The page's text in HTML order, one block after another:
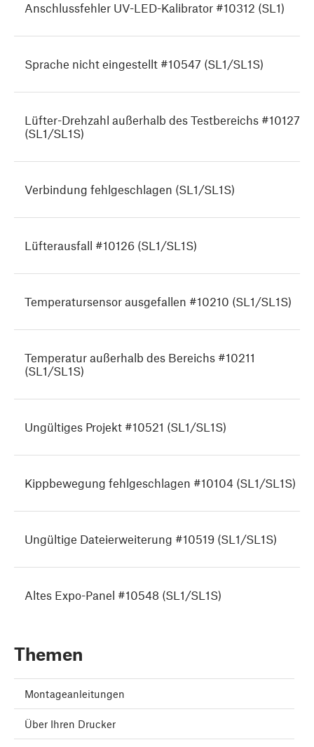
Anschlussfehler UV-LED-Kalibrator #10312 (SL1)
Sprache nicht eingestellt #10547 (SL1/SL1S)
Lüfter-Drehzahl außerhalb des Testbereichs #10127
(SL1/SL1S)
Verbindung fehlgeschlagen (SL1/SL1S)
Lüfterausfall #10126 (SL1/SL1S)
Temperatursensor ausgefallen #10210 (SL1/SL1S)
Temperatur außerhalb des Bereichs #10211
(SL1/SL1S)
Ungültiges Projekt #10521 (SL1/SL1S)
Kippbewegung fehlgeschlagen #10104 (SL1/SL1S)
Ungültige Dateierweiterung #10519 (SL1/SL1S)
Altes Expo-Panel #10548 (SL1/SL1S)
Themen
Montageanleitungen
Über Ihren Drucker